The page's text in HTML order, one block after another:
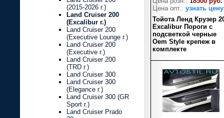
Цена опт.: узнать цену
Тойота Ленд Крузер
Excalibur Пороги с
подсветкой черные
Oem Style крепеж в
комплекте
(2015-2026 г.)
Land Cruiser 200
(Excalibur г.)
Land Cruiser 200
(Executive Lounge г.)
Land Cruiser 200
(Executive г.)
Land Cruiser 200
(TRD г.)
Land Cruiser 300
Land Cruiser 300
(Elegance г.)
Land Cruiser 300 (GR
Sport г.)
Land Cruiser Prado